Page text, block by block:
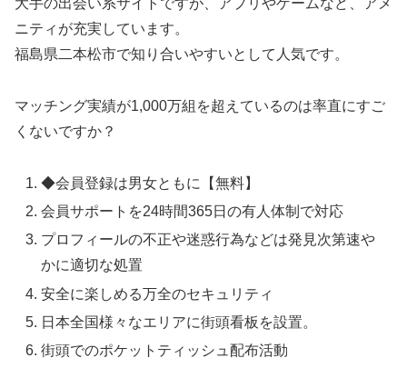
大手の出会い系サイトですが、アプリやゲームなど、アメ
ニティが充実しています。
福島県二本松市で知り合いやすいとして人気です。
マッチング実績が1,000万組を超えているのは率直にすご
くないですか？
◆会員登録は男女ともに【無料】
会員サポートを24時間365日の有人体制で対応
プロフィールの不正や迷惑行為などは発見次第速や
かに適切な処置
安全に楽しめる万全のセキュリティ
日本全国様々なエリアに街頭看板を設置。
街頭でのポケットティッシュ配布活動